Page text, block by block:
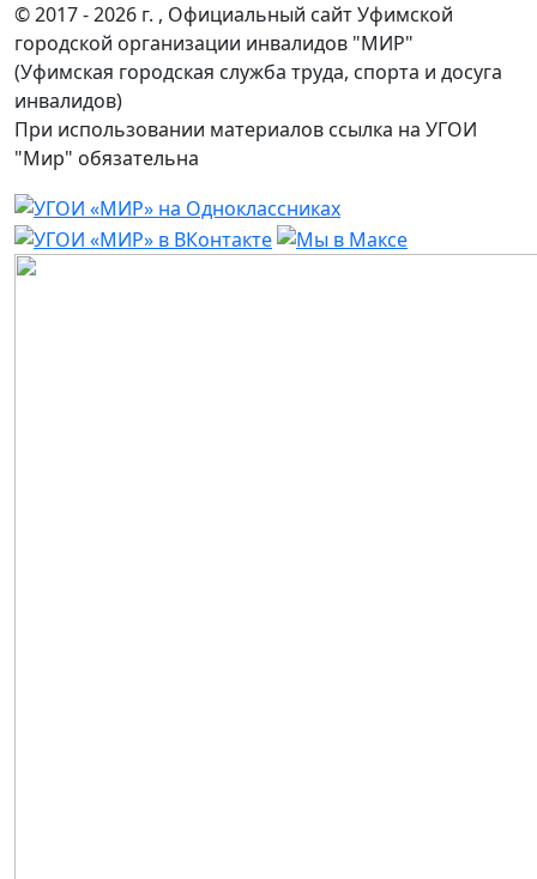
© 2017 - 2026 г. , Официальный сайт Уфимской
городской организации инвалидов "МИР"
(Уфимская городская служба труда, спорта и досуга
инвалидов)
При использовании материалов ссылка на УГОИ
"Мир" обязательна